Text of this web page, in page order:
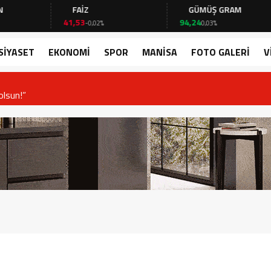
FAİZ
41,53
-0,02%
GÜMÜŞ GRAM
94,24
0,03%
EKONOMİ SPOR MANİSA FOTO GALERİ
açılıyor!”